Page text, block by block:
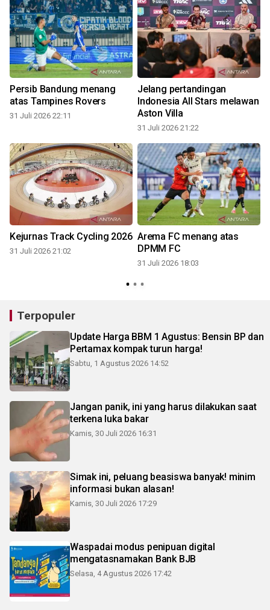
Persib Bandung menang
atas Tampines Rovers
31 Juli 2026 22:11
Jelang pertandingan
Indonesia All Stars melawan
Aston Villa
31 Juli 2026 21:22
Kejurnas Track Cycling 2026
31 Juli 2026 21:02
Arema FC menang atas
DPMM FC
31 Juli 2026 18:03
Terpopuler
Update Harga BBM 1 Agustus: Bensin BP dan
Pertamax kompak turun harga!
Sabtu, 1 Agustus 2026 14:52
Jangan panik, ini yang harus dilakukan saat
terkena luka bakar
Kamis, 30 Juli 2026 16:31
Simak ini, peluang beasiswa banyak! minim
informasi bukan alasan!
Kamis, 30 Juli 2026 17:29
Waspadai modus penipuan digital
mengatasnamakan Bank BJB
Selasa, 4 Agustus 2026 17:42